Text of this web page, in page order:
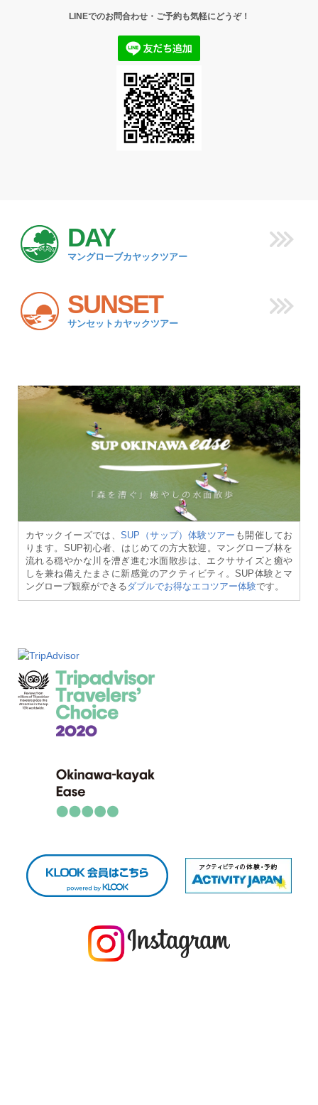
LINEでのお問合わせ・ご予約も気軽にどうぞ！
DAY
マングローブカヤックツアー
SUNSET
サンセットカヤックツアー
カヤックイーズでは、SUP（サップ）体験ツアー も開催してお
ります。SUP初心者、はじめての方大歓迎。マングローブ林を
流れる穏やかな川を漕ぎ進む水面散歩は、エクササイズと癒や
しを兼ね備えたまさに新感覚のアクティビティ。SUP体験とマ
ングローブ観察ができるダブルでお得なエコツアー体験です。